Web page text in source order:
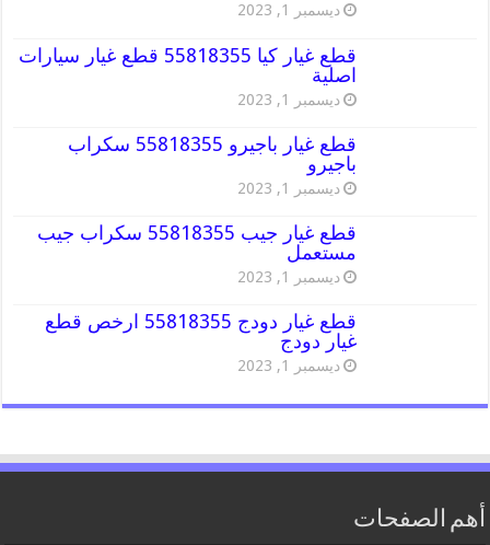
ديسمبر 1, 2023
قطع غيار كيا 55818355 قطع غيار سيارات
اصلية
ديسمبر 1, 2023
قطع غيار باجيرو 55818355 سكراب
باجيرو
ديسمبر 1, 2023
قطع غيار جيب 55818355 سكراب جيب
مستعمل
ديسمبر 1, 2023
قطع غيار دودج 55818355 ارخص قطع
غيار دودج
ديسمبر 1, 2023
أهم الصفحات